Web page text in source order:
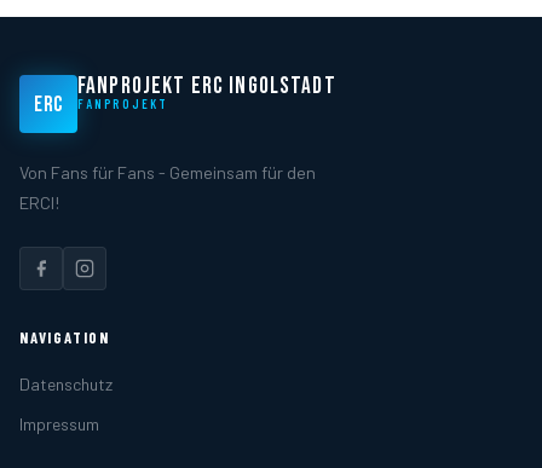
ERC
FANPROJEKT ERC INGOLSTADT
FANPROJEKT
Von Fans für Fans - Gemeinsam für den
ERCI!
NAVIGATION
Datenschutz
Impressum